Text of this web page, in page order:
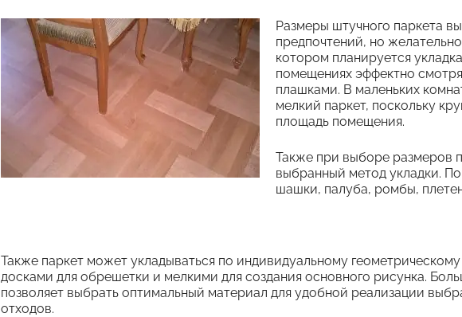
Размеры штучного паркета
предпочтений, но
котором планируется
помещениях эффектно
плашками. В маленьких
мелкий паркет, поскольку
площадь помещения.
Также при выборе размеров
выбранный метод укладки.
шашки, палуба, ромбы,
Также паркет может укладываться по индивидуальному
досками для обрешетки и мелкими для создания основного рисунка.
позволяет выбрать оптимальный материал для удобной реализации
отходов.